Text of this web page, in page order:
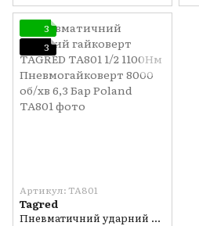
3
3
Артикул: TA801
Tagred
Пневматичний ударний гайковерт TAGRED TA801 1/2 1100Нм Пневмогайковерт 8000 об/хв 6,3 Бар Poland